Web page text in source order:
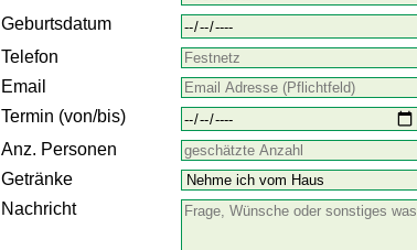
Geburtsdatum
Telefon
Email
Termin (von/bis)
Anz. Personen
Getränke
Nachricht